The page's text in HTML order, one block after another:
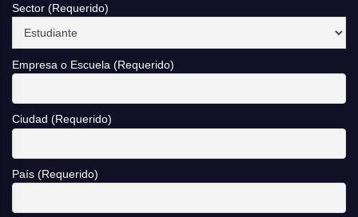
Sector (Requerido)
Empresa o Escuela (Requerido)
Ciudad (Requerido)
País (Requerido)